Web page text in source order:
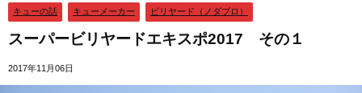
キューの話 キューメーカー ビリヤード（ノダブロ）
スーパービリヤードエキスポ2017 その１
2017年11月06日